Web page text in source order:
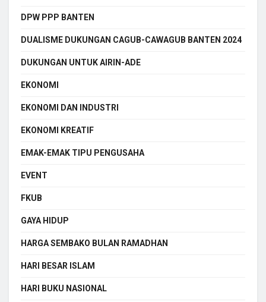
DPW PPP BANTEN
DUALISME DUKUNGAN CAGUB-CAWAGUB BANTEN 2024
DUKUNGAN UNTUK AIRIN-ADE
EKONOMI
EKONOMI DAN INDUSTRI
EKONOMI KREATIF
EMAK-EMAK TIPU PENGUSAHA
EVENT
FKUB
GAYA HIDUP
HARGA SEMBAKO BULAN RAMADHAN
HARI BESAR ISLAM
HARI BUKU NASIONAL